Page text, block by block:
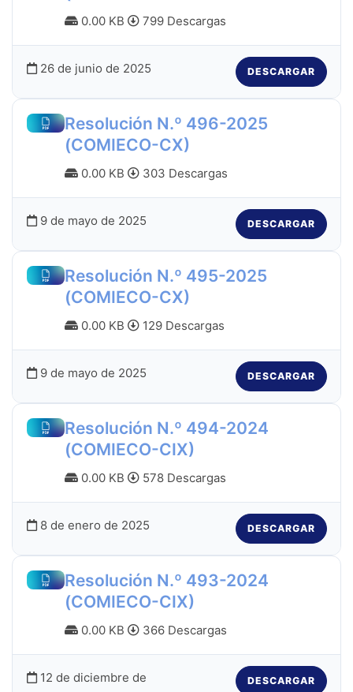
0.00 KB 799 Descargas
26 de junio de 2025 DESCARGAR
Resolución N.º 496-2025
(COMIECO-CX)
0.00 KB 303 Descargas
9 de mayo de 2025 DESCARGAR
Resolución N.º 495-2025
(COMIECO-CX)
0.00 KB 129 Descargas
9 de mayo de 2025 DESCARGAR
Resolución N.º 494-2024
(COMIECO-CIX)
0.00 KB 578 Descargas
8 de enero de 2025 DESCARGAR
Resolución N.º 493-2024
(COMIECO-CIX)
0.00 KB 366 Descargas
12 de diciembre de
DESCARGAR